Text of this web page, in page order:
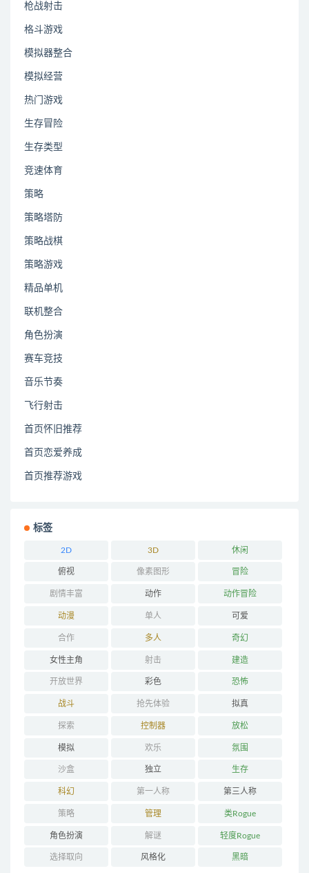
枪战射击
格斗游戏
模拟器整合
模拟经营
热门游戏
生存冒险
生存类型
竞速体育
策略
策略塔防
策略战棋
策略游戏
精品单机
联机整合
角色扮演
赛车竞技
音乐节奏
飞行射击
首页怀旧推荐
首页恋爱养成
首页推荐游戏
标签
2D 3D 休闲
俯视 像素图形 冒险
剧情丰富 动作 动作冒险
动漫 单人 可爱
合作 多人 奇幻
女性主角 射击 建造
开放世界 彩色 恐怖
战斗 抢先体验 拟真
探索 控制器 放松
模拟 欢乐 氛围
沙盒 独立 生存
科幻 第一人称 第三人称
策略 管理 类Rogue
角色扮演 解谜 轻度Rogue
选择取向 风格化 黑暗